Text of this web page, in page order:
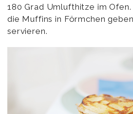
180 Grad Umlufthitze im
die Muffins in Förmchen
servieren.